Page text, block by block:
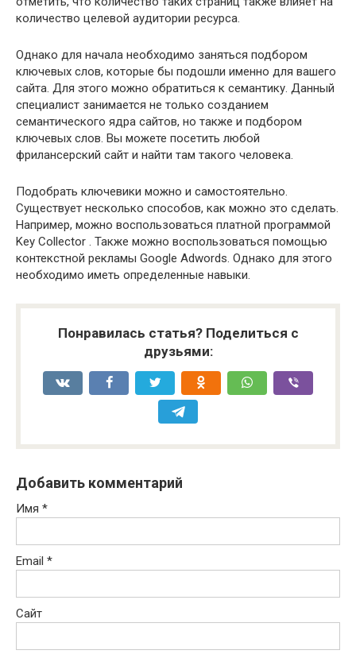
количество целевой аудитории ресурса.
Однако для начала необходимо заняться подбором
ключевых слов, которые бы подошли именно для вашего
сайта. Для этого можно обратиться к семантику. Данный
специалист занимается не только созданием
семантического ядра сайтов, но также и подбором
ключевых слов. Вы можете посетить любой
фрилансерский сайт и найти там такого человека.
Подобрать ключевики можно и самостоятельно.
Существует несколько способов, как можно это сделать.
Например, можно воспользоваться платной программой
Key Collector . Также можно воспользоваться помощью
контекстной рекламы Google Adwords. Однако для этого
необходимо иметь определенные навыки.
Понравилась статья? Поделиться с
друзьями:
Добавить комментарий
Имя *
Email *
Сайт